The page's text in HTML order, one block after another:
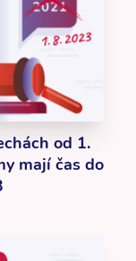
od 1.
mají čas do